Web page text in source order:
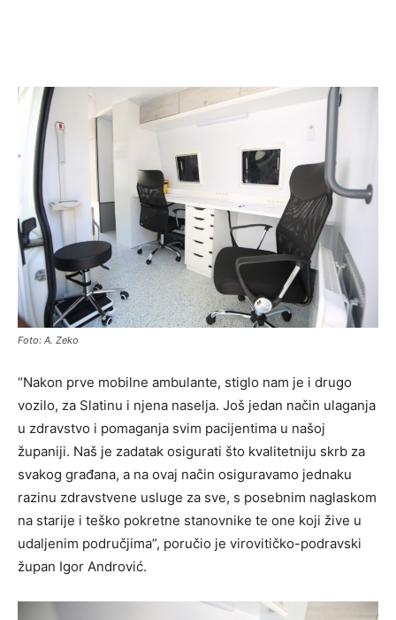
Foto: A. Zeko
“Nakon prve mobilne ambulante, stiglo nam je i drugo
vozilo, za Slatinu i njena naselja. Još jedan način ulaganja
u zdravstvo i pomaganja svim pacijentima u našoj
županiji. Naš je zadatak osigurati što kvalitetniju skrb za
svakog građana, a na ovaj način osiguravamo jednaku
razinu zdravstvene usluge za sve, s posebnim naglaskom
na starije i teško pokretne stanovnike te one koji žive u
udaljenim područjima”, poručio je virovitičko-podravski
župan Igor Andrović.